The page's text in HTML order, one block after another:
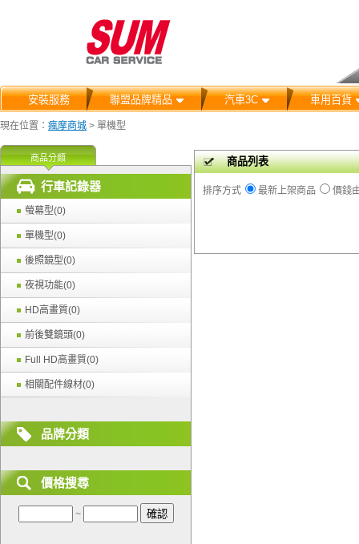
安裝服務 聯盟品牌精品 汽車3C 車用百貨
現在位置： 瘋摩商城 > 單機型
商品分類
行車記錄器
螢幕型(0)
單機型(0)
後照鏡型(0)
夜視功能(0)
HD高畫質(0)
前後雙鏡頭(0)
Full HD高畫質(0)
相關配件線材(0)
品牌分類
價格搜尋
~
商品列表
排序方式 最新上架商品 價錢